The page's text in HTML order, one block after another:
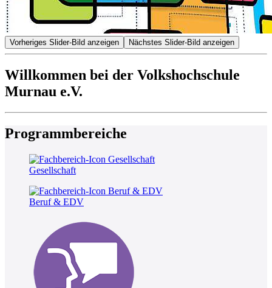
Vorheriges Slider-Bild anzeigen Nächstes Slider-Bild anzeigen
Willkommen bei der Volkshochschule
Murnau e.V.
Programmbereiche
Gesellschaft
Beruf & EDV